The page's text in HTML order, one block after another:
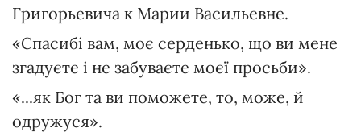
Григорьевича к Марии Васильевне.
«Спасибі вам, моє серденько, що ви мене
згадуєте і не забуваєте моєї просьби».
«...як Бог та ви поможете, то, може, й
одружуся».